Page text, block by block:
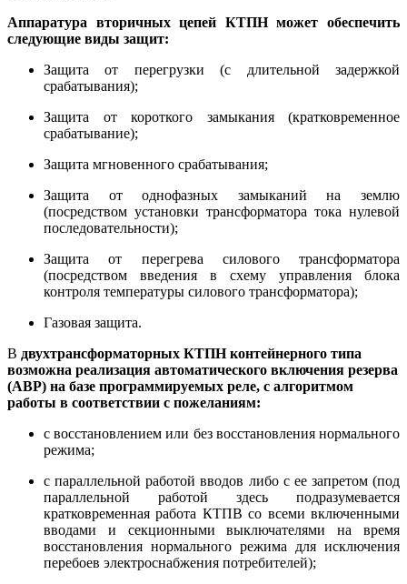
Аппаратура вторичных цепей КТПН может обеспечить
следующие виды защит:
Защита от перегрузки (с длительной задержкой
срабатывания);
Защита от короткого замыкания (кратковременное
срабатывание);
Защита мгновенного срабатывания;
Защита от однофазных замыканий на землю
(посредством установки трансформатора тока нулевой
последовательности);
Защита от перегрева силового трансформатора
(посредством введения в схему управления блока
контроля температуры силового трансформатора);
Газовая защита.
В двухтрансформаторных КТПН контейнерного типа
возможна реализация автоматического включения резерва
(АВР) на базе программируемых реле, с алгоритмом
работы в соответствии с пожеланиям:
с восстановлением или без восстановления нормального
режима;
с параллельной работой вводов либо с ее запретом (под
параллельной работой здесь подразумевается
кратковременная работа КТПВ со всеми включенными
вводами и секционными выключателями на время
восстановления нормального режима для исключения
перебоев электроснабжения потребителей);